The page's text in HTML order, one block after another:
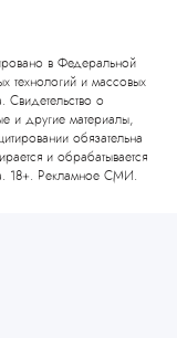
в Федеральной
технологий и массовых
о
и другие материалы,
обязательна
и обрабатывается
18+. Рекламное СМИ.